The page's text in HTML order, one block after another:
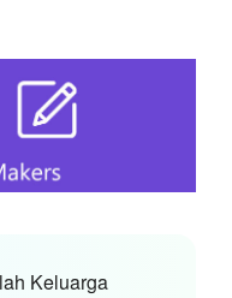
Keluarga